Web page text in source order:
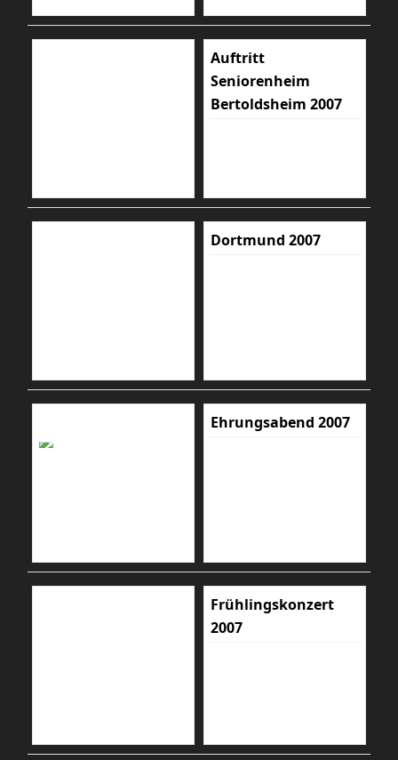
Auftritt
Seniorenheim
Bertoldsheim 2007
Dortmund 2007
Ehrungsabend 2007
Frühlingskonzert
2007